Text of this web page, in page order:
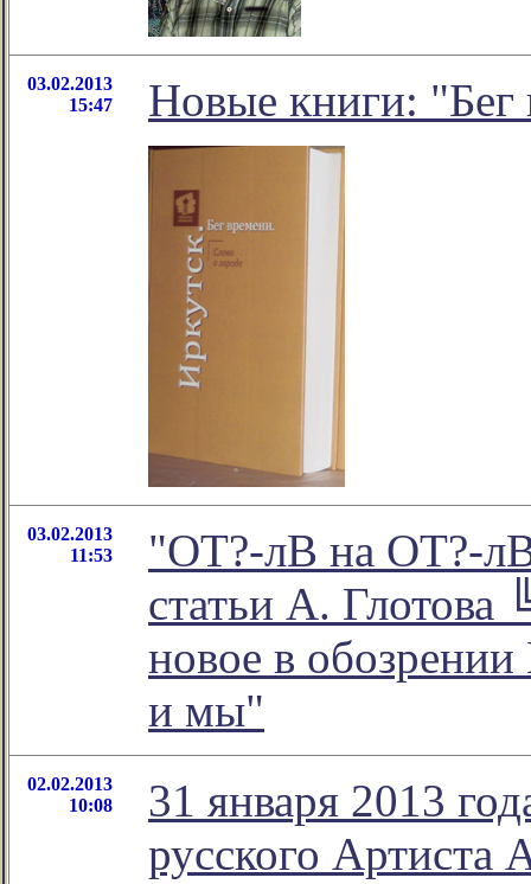
03.02.2013
15:47
Новые книги: "Бег
03.02.2013
11:53
"ОТ?-лВ на ОТ?-
статьи А.
новое в
и мы"
02.02.2013
10:08
31 января 2013
русского Артиста